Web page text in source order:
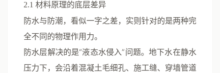
2.1 材料原理的底层差异
防水与防潮，看似一字之差，实则针对的是两种完
全不同的物理作用力。
防水层解决的是“液态水侵入”问题。地下水在静水
压力下，会沿着混凝土毛细孔、施工缝、穿墙管道